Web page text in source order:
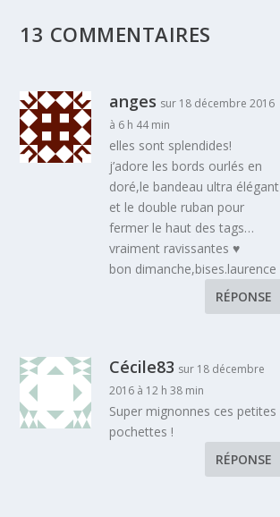
13 COMMENTAIRES
anges sur 18 décembre 2016
à 6 h 44 min
elles sont splendides!
j’adore les bords ourlés en
doré,le bandeau ultra élégant
et le double ruban pour
fermer le haut des tags…
vraiment ravissantes ♥
bon dimanche,bises.laurence
RÉPONSE
Cécile83 sur 18 décembre
2016 à 12 h 38 min
Super mignonnes ces petites
pochettes !
RÉPONSE